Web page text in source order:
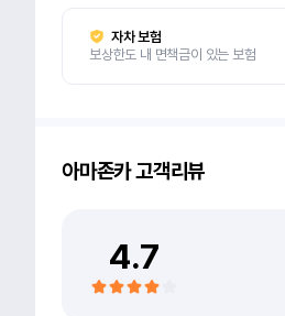
자차 보험
보상한도 내 면책금이 있는 보험
아마존카고객리뷰
4.7